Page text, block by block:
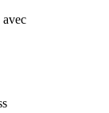
avec